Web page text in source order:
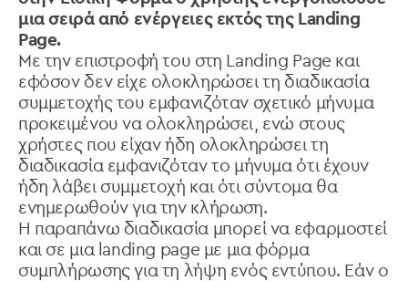
μια σειρά από ενέργειες εκτός της Landing
Page.
Με την επιστροφή του στη Landing Page και
εφόσον δεν είχε ολοκληρώσει τη διαδικασία
συμμετοχής του εμφανιζόταν σχετικό μήνυμα
προκειμένου να ολοκληρώσει, ενώ στους
χρήστες που είχαν ήδη ολοκληρώσει τη
διαδικασία εμφανιζόταν το μήνυμα ότι έχουν
ήδη λάβει συμμετοχή και ότι σύντομα θα
ενημερωθούν για την κλήρωση.
Η παραπάνω διαδικασία μπορεί να εφαρμοστεί
και σε μια landing page με μια φόρμα
συμπλήρωσης για τη λήψη ενός εντύπου. Εάν ο